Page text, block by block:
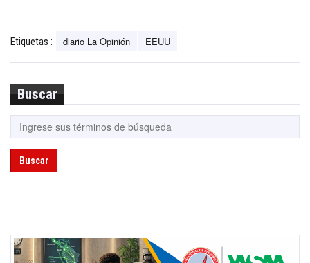
Etiquetas : diario La Opinión EEUU
Buscar
Buscar